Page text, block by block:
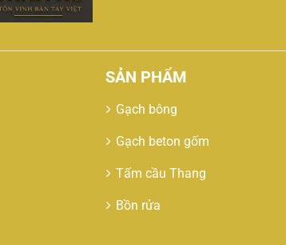
SẢN PHẨM
Gạch bông
Gạch beton gốm
Tấm cầu Thang
Bồn rửa